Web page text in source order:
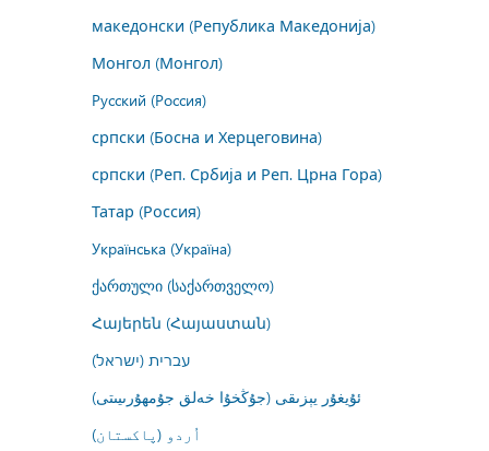
македонски (Република Македонија)
Монгол (Монгол)
Русский (Россия)
српски (Босна и Херцеговина)
српски (Реп. Србија и Реп. Црна Гора)
Татар (Россия)
Українська (Україна)
ქართული (საქართველო)
Հայերեն (Հայաստան)
עברית (ישראל)
ئۇيغۇر يېزىقى (جۇڭخۇا خەلق جۇمھۇرىيىتى)
اُردو (پاکستان)